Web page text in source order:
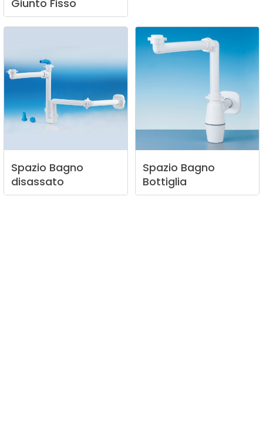
Giunto Fisso
Spazio Bagno
disassato
Spazio Bagno
Bottiglia